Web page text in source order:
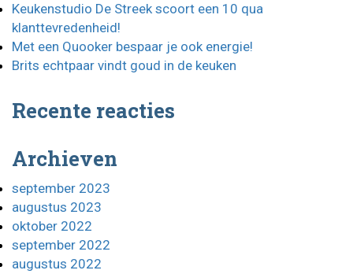
Keukenstudio De Streek scoort een 10 qua
klanttevredenheid!
Met een Quooker bespaar je ook energie!
Brits echtpaar vindt goud in de keuken
Recente reacties
Archieven
september 2023
augustus 2023
oktober 2022
september 2022
augustus 2022